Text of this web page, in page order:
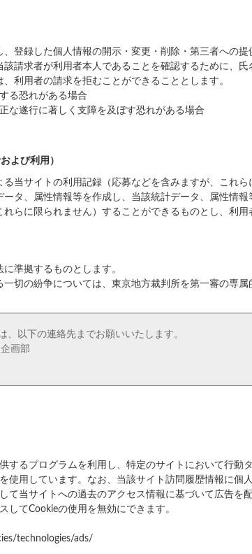
登録した個人情報の開示・変更・削除・第三者への
請求者が利用者本人であることを確認するために、
利用者の請求を拒むことができることとします。
る恐れがある場合
な遂行に著しく支障を及ぼす恐れがある場合
よび利用）
当サイトの利用記録（応募などを含みますが、これ
ータ、属性情報等を作成し、当該統計データ、属性情
らに限られません）することができるものとし、利用
準拠するものとします。
切の紛争については、東京地方裁判所を第一審の専属
、以下の連絡先までお願いいたします。
画部
するプログラムを利用し、特定のサイトにおいて行動
使用しています。なお、当該サイト訪問履歴情報に個
て当サイトへの過去のアクセス情報に基づいて広告
してCookieの使用を無効にできます。
technologies/ads/